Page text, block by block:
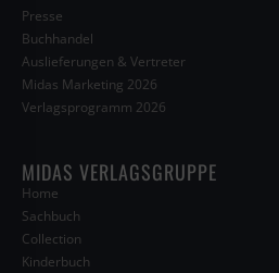
Presse
Buchhandel
Auslieferungen & Vertreter
Midas Marketing 2026
Verlagsprogramm 2026
MIDAS VERLAGSGRUPPE
Home
Sachbuch
Collection
Kinderbuch